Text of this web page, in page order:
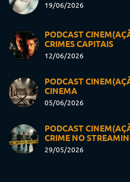
19/06/2026
PODCAST
CRIMES CAPITAIS
12/06/2026
PODCAST
CINEMA
05/06/2026
PODCAST
CRIME NO
29/05/2026